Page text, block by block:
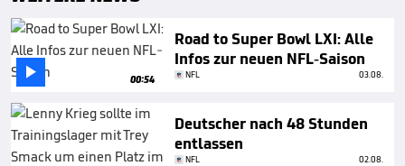
 00:54
Road to Super Bowl LXI: Alle
Infos zur neuen NFL-Saison
NFL 03.08.
Deutscher nach 48 Stunden
entlassen
NFL 02.08.